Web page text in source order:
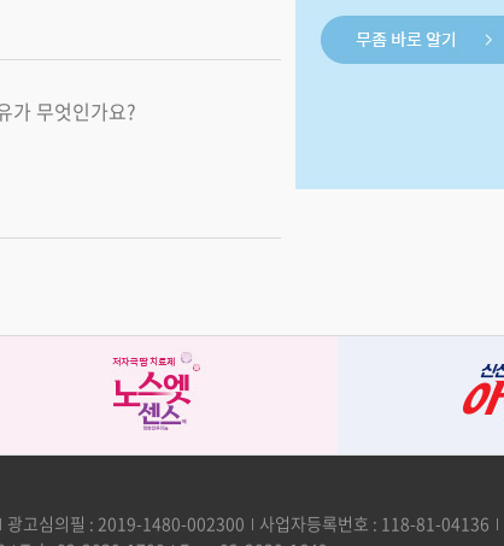
가 무엇인가요?
광고심의필 : 2019-1480-002300 사업자등록번호 : 118-81-04136